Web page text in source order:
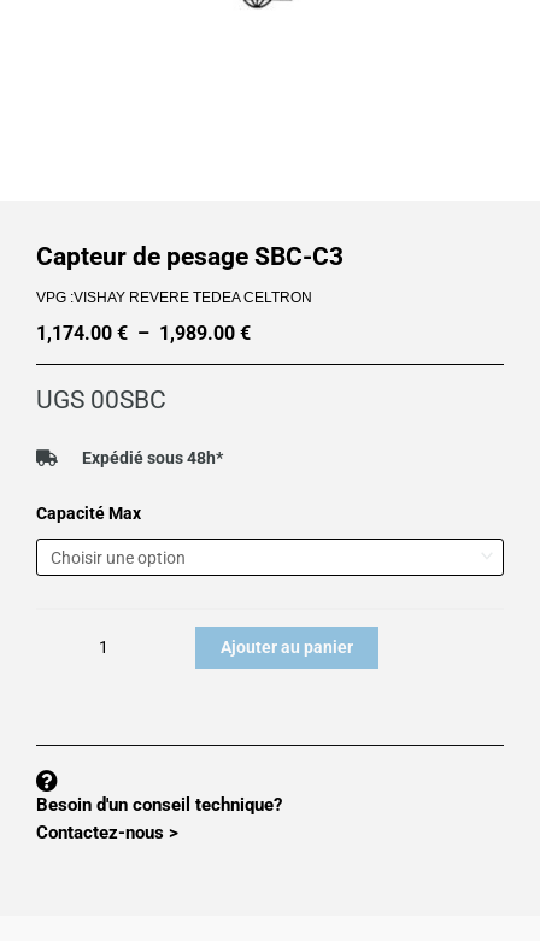
Capteur de pesage SBC-C3
VPG :VISHAY REVERE TEDEA CELTRON
1,174.00 € – 1,989.00 €
Plage
UGS 00SBC
Expédié sous 48h*
Capacité Max
quantité
de
Capteur
Ajouter au panier
Besoin d'un conseil technique?
Contactez-nous >